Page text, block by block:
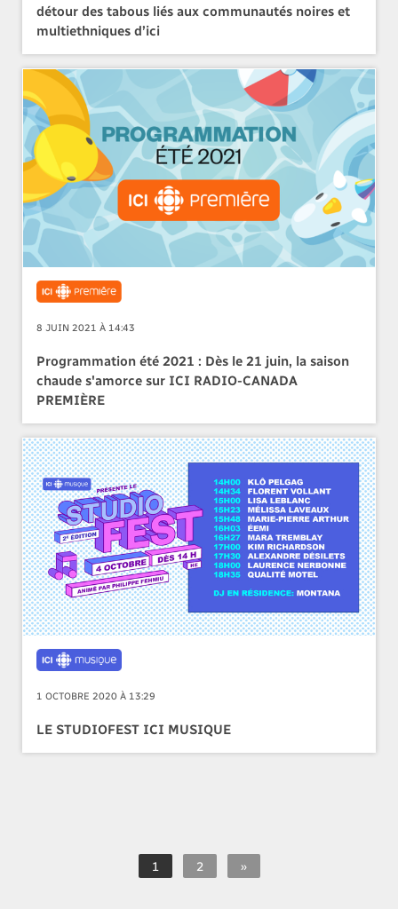
détour des tabous liés aux communautés noires et
multiethniques d’ici
8 JUIN 2021 À 14:43
Programmation été 2021 : Dès le 21 juin, la saison
chaude s'amorce sur ICI RADIO-CANADA
PREMIÈRE
1 OCTOBRE 2020 À 13:29
LE STUDIOFEST ICI MUSIQUE
1 2 »